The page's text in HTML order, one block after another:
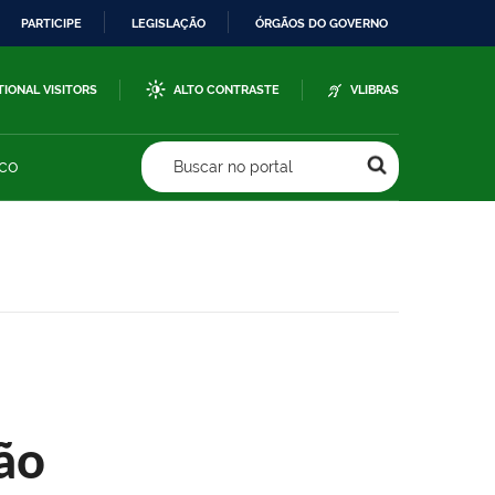
PARTICIPE LEGISLAÇÃO ÓRGÃOS DO GOVERNO
VISITORS ALTO CONTRASTE VLIBRAS
Buscar no portal